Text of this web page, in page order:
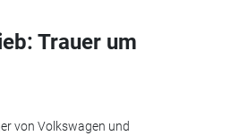
Trauer um
von Volkswagen und